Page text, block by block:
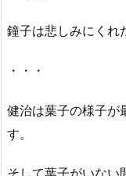
鐘子は悲しみにくれ
・・・
健治は葉子の様子が
す。